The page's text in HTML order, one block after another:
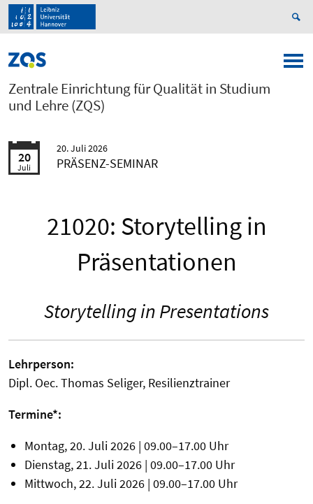
Zentrale Einrichtung für Qualität in Studium
und Lehre (ZQS)
20
Juli
20. Juli 2026
PRÄSENZ-SEMINAR
21020: Storytelling in
Präsentationen
Storytelling in Presentations
Lehrperson:
Dipl. Oec. Thomas Seliger, Resilienztrainer
Termine*:
Montag, 20. Juli 2026 | 09.00–17.00 Uhr
Dienstag, 21. Juli 2026 | 09.00–17.00 Uhr
Mittwoch, 22. Juli 2026 | 09.00–17.00 Uhr